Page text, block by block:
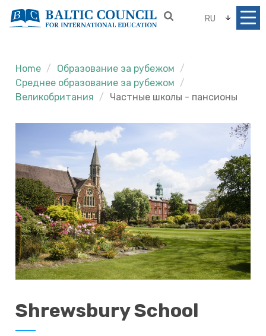
RU
Home
Образование за рубежом
Среднее образование за рубежом
Великобритания
Частные школы - пансионы
Shrewsbury School